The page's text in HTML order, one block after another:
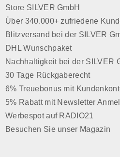
Store SILVER GmbH
Über 340.000+ zufriedene
Blitzversand bei der SILVER
DHL Wunschpaket
Nachhaltigkeit bei der SILVER
30 Tage Rückgaberecht
6% Treuebonus mit
5% Rabatt mit Newsletter
Werbespot auf RADIO21
Besuchen Sie unser Magazin